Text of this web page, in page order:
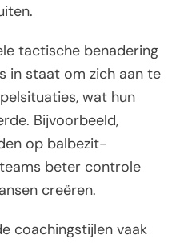
tactische benadering
in staat om zich aan te
wat hun
Bijvoorbeeld,
op balbezit-
beter controle
creëren.
coachingstijlen vaak